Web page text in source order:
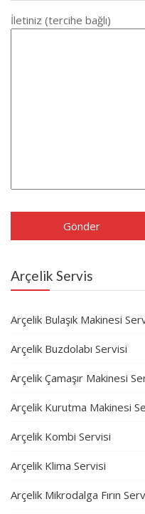
İletiniz (tercihe bağlı)
Arçelik Servis
Arçelik Bulaşık Makinesi
Arçelik Buzdolabı Servisi
Arçelik Çamaşır Makinesi
Arçelik Kurutma Makinesi
Arçelik Kombi Servisi
Arçelik Klima Servisi
Arçelik Mikrodalga Fırın